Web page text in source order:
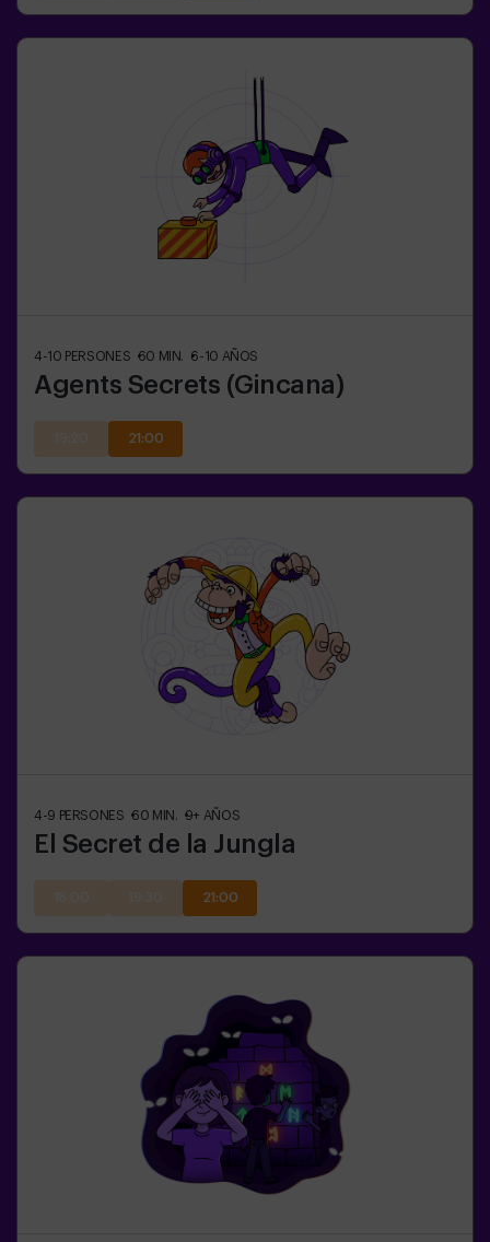
4-10 PERSONES 60 MIN. 6-10 AÑOS
Agents Secrets (Gincana)
21:00
4-9 PERSONES 60 MIN. 9+ AÑOS
El Secret de la Jungla
21:00